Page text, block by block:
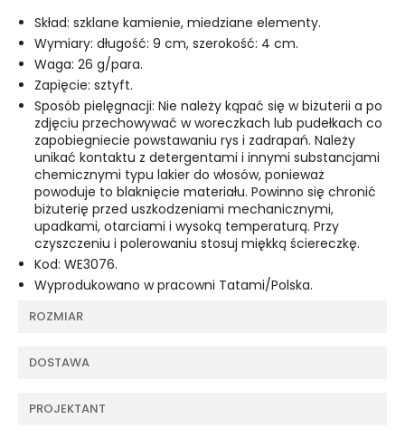
Skład: szklane kamienie, miedziane elementy.
Wymiary: długość: 9 cm, szerokość: 4 cm.
Waga: 26 g/para.
Zapięcie: sztyft.
Sposób pielęgnacji: Nie należy kąpać się w biżuterii a po
zdjęciu przechowywać w woreczkach lub pudełkach co
zapobiegniecie powstawaniu rys i zadrapań. Należy
unikać kontaktu z detergentami i innymi substancjami
chemicznymi typu lakier do włosów, ponieważ
powoduje to blaknięcie materiału. Powinno się chronić
biżuterię przed uszkodzeniami mechanicznymi,
upadkami, otarciami i wysoką temperaturą. Przy
czyszczeniu i polerowaniu stosuj miękką ściereczkę.
Kod: WE3076.
Wyprodukowano w pracowni Tatami/Polska.
ROZMIAR
DOSTAWA
PROJEKTANT